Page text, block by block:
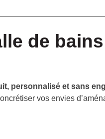
de
personnalisé et sans
vos envies